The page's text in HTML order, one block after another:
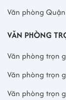
Văn phòng
VĂN PHÒNG
Văn phòng trọn
Văn phòng trọn
Văn phòng trọn